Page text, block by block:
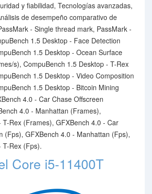
y fiabilidad, Tecnologías avanzadas,
de desempeño comparativo de
- Single thread mark, PassMark -
1.5 Desktop - Face Detection
1.5 Desktop - Ocean Surface
s), CompuBench 1.5 Desktop - T-Rex
1.5 Desktop - Video Composition
1.5 Desktop - Bitcoin Mining
4.0 - Car Chase Offscreen
4.0 - Manhattan (Frames),
T-Rex (Frames), GFXBench 4.0 - Car
(Fps), GFXBench 4.0 - Manhattan (Fps),
T-Rex (Fps).
Core i5-11400T